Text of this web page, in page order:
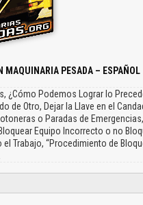
MAQUINARIA PESADA – ESPAÑOL
Podemos Lograr lo
de Otro, Dejar la Llave en el
o Paradas de
Equipo Incorrecto o no
Trabajo, “Procedimiento de